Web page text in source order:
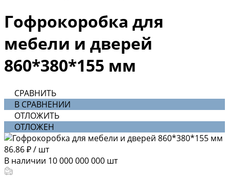
Гофрокоробка для
мебели и дверей
860*380*155 мм
СРАВНИТЬ
В СРАВНЕНИИ
ОТЛОЖИТЬ
ОТЛОЖЕН
86.86 ₽/ шт
В наличии 10 000 000 000 шт